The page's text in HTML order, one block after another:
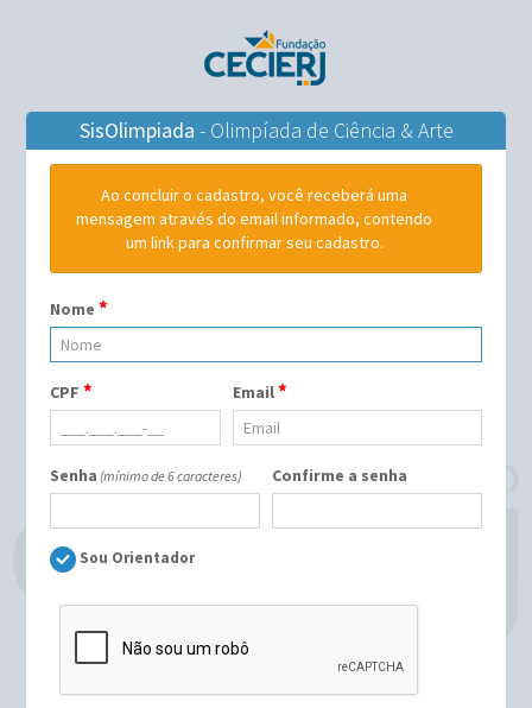
SisOlimpiada - Olimpíada de Ciência & Arte
Ao concluir o cadastro, você receberá uma
mensagem através do email informado, contendo
um link para confirmar seu cadastro.
Nome *
CPF * Email*
Senha (mínimo de 6 caracteres) Confirme a senha
Sou Orientador